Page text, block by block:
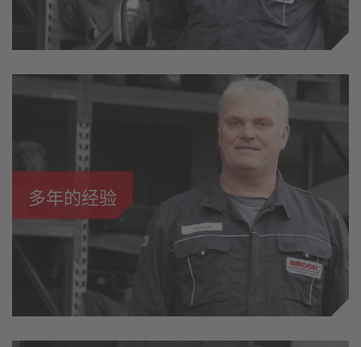
多年的经验